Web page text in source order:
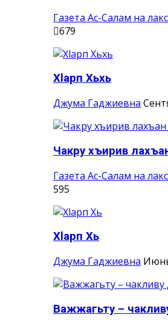
Газета Ас-Салам на
679
Хlарп Хьхь
Джума Гаджиевна
Чакру хъирив
Газета Ас-Салам на
595
Хlарп Хь
Джума Гаджиевна
Важжагьту –